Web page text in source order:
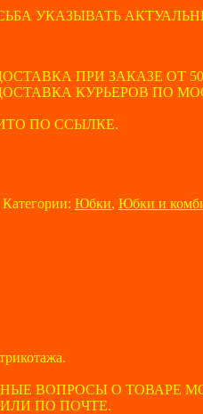
УКАЗЫВАТЬ
ПРИ ЗАКАЗЕ ОТ
КУРЬЕРОВ ПО
ПО ССЫЛКЕ.
Категории: Юбки, Юбки и
ВОПРОСЫ О ТОВАРЕ
ПО ПОЧТЕ.